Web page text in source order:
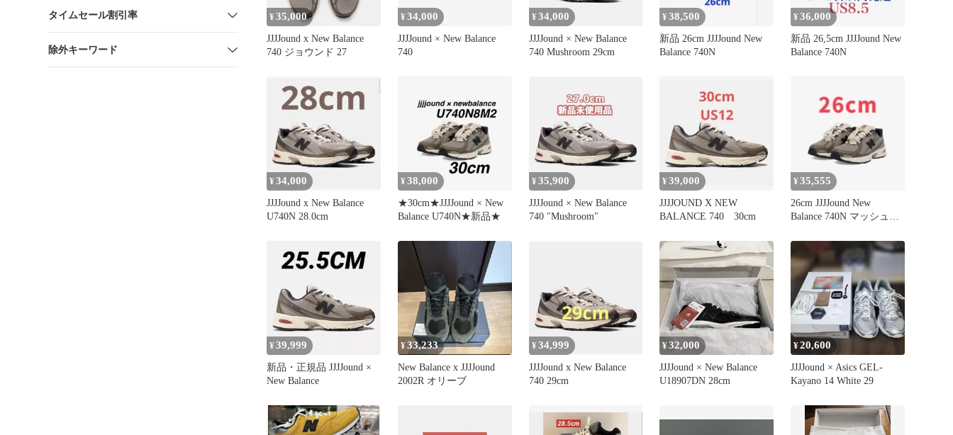
タイムセール割引率
除外キーワード
¥35,000
JJJJound x New Balance
740 ジョウンド 27
¥34,000
JJJJound × New Balance
740
¥34,000
JJJJound × New Balance
740 Mushroom 29cm
¥38,500
新品 26cm JJJJound New
Balance 740N
¥36,000
新品 26,5cm JJJJound New
Balance 740N
¥34,000
JJJJound x New Balance
U740N 28.0cm
¥38,000
★30cm★JJJJound × New
Balance U740N★新品★
¥35,900
JJJJound × New Balance
740 "Mushroom"
¥39,000
JJJJOUND X NEW
BALANCE 740 30cm
¥35,555
26cm JJJJound New
Balance 740N マッシュル
¥39,999
新品・正規品 JJJJound ×
New Balance
¥33,233
New Balance x JJJJound
2002R オリーブ
¥34,999
JJJJound x New Balance
740 29cm
¥32,000
JJJJound × New Balance
U18907DN 28cm
¥20,600
JJJJound × Asics GEL-
Kayano 14 White 29